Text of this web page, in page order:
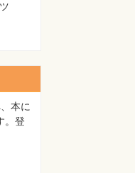
本に
。登